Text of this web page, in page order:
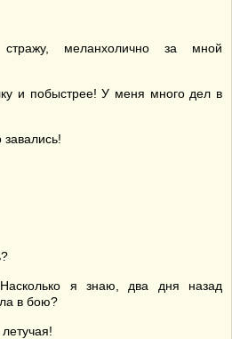
меланхолично за мной
и побыстрее! У меня много дел в
завались!
я знаю, два дня назад
в бою?